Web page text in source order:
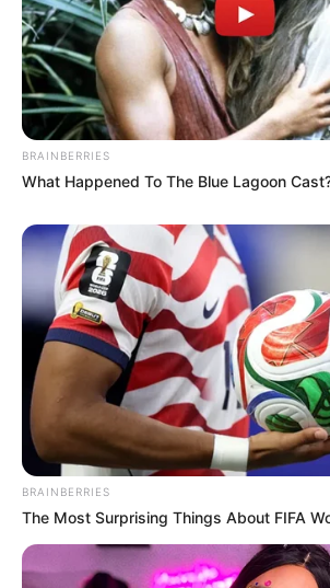
BRAINBERRIES
What Happened To The Blue Lagoon
BRAINBERRIES
The Most Surprising Things About FIFA